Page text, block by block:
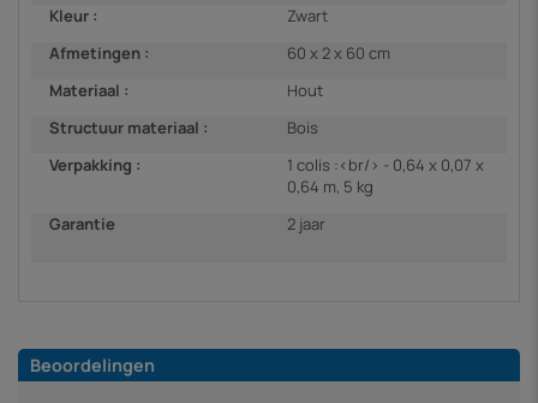
Kleur :
Zwart
Afmetingen :
60 x 2 x 60 cm
Materiaal :
Hout
Structuur materiaal :
Bois
Verpakking :
1 colis :<br/> - 0,64 x 0,07 x
0,64 m, 5 kg
Garantie
2 jaar
Beoordelingen